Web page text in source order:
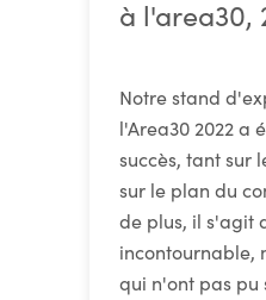
à l'area30,
Notre stand
l'Area30 2022 a
succès, tant sur
sur le plan du
de plus, il s'agit
incontournable,
qui n'ont pas pu